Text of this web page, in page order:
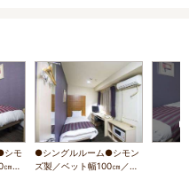
シモ
／
●シングルルーム●シモン
ズ製／ベット幅100㎝／電